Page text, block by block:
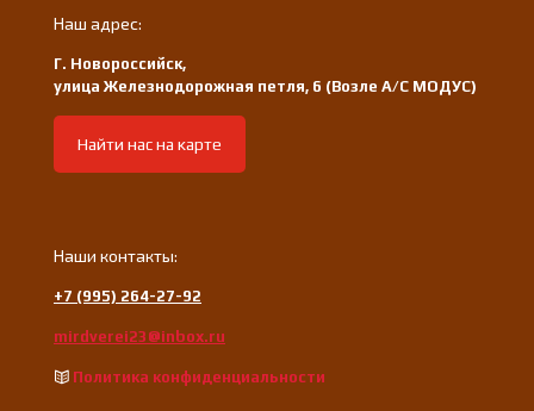
Наш адрес:
Г. Новороссийск,
улица Железнодорожная петля, 6 (Возле А/С МОДУС)
Найти нас на карте
Наши контакты:
+7 (995) 264-27-92
mirdverei23@inbox.ru
Политика конфиденциальности